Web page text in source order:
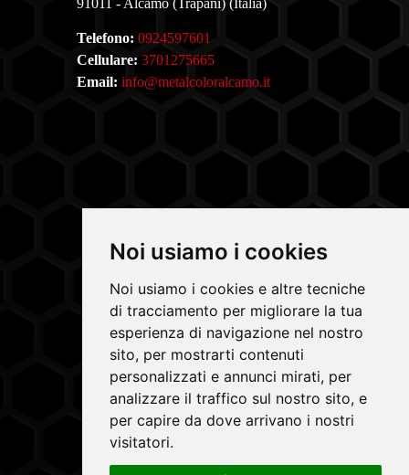
Noi usiamo i cookies
Noi usiamo i cookies e altre tecniche
di tracciamento per migliorare la tua
esperienza di navigazione nel nostro
sito, per mostrarti contenuti
personalizzati e annunci mirati, per
analizzare il traffico sul nostro sito, e
per capire da dove arrivano i nostri
visitatori.
91011 - Alcamo (Trapani) (Italia)
Telefono: 0924597601
Cellulare: 3701275665
Email: info@metalcoloralcamo.it
Copyrights © 2026 METAL COLOR S.A.S. di
Sottile Antonio & C. Tutti i diritti riservati.
Partita Iva: 02429750819 /
Privacy e Cookie Policy